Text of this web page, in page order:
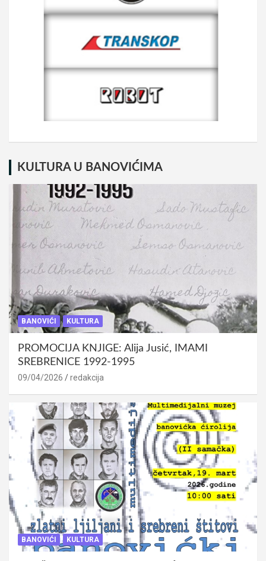
KULTURA U BANOVIĆIMA
BANOVIĆI KULTURA
PROMOCIJA KNJIGE: Alija Jusić, IMAMI
SREBRENICE 1992-1995
09/04/2026 redakcija
BANOVIĆI KULTURA